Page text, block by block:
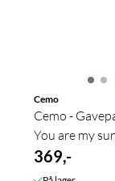
Cemo
Cemo -
You are my
369,-